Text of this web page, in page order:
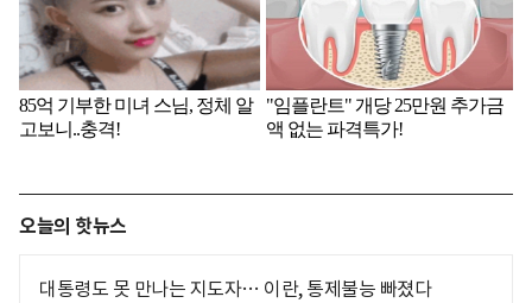
오늘의 핫뉴스
대통령도 못 만나는 지도자… 이란, 통제불능 빠졌다